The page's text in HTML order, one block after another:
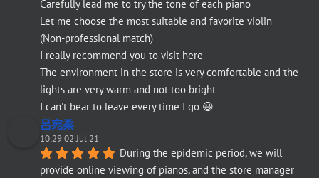
Carefully lead me to try the tone of each piano
Let me choose the most suitable and favorite violin
(Non-professional match)
I really recommend you to visit here
The environment in the store is very comfortable and the
lights are very warm and not too bright
I can't bear to leave every time I go 😆
呂宛柔
10:29 02 Jul 21
During the epidemic period, we will
provide online viewing of pianos, and the store manager